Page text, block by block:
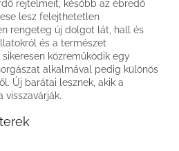
rejtelmeit, később az ébredő
lesz felejthetetlen
rengeteg új dolgot lát, hall és
és a természet
közreműködik egy
alkalmával pedig különös
Új barátai lesznek, akik a
visszavárják.